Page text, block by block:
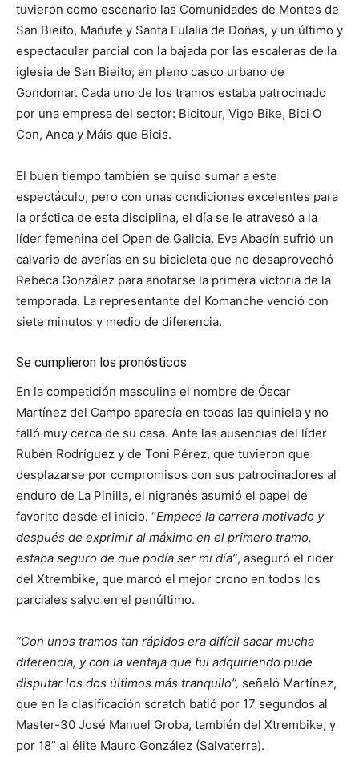
tuvieron como escenario las Comunidades de Montes de
San Bieito, Mañufe y Santa Eulalia de Doñas, y un último y
espectacular parcial con la bajada por las escaleras de la
iglesia de San Bieito, en pleno casco urbano de
Gondomar. Cada uno de los tramos estaba patrocinado
por una empresa del sector: Bicitour, Vigo Bike, Bici O
Con, Anca y Máis que Bicis.
El buen tiempo también se quiso sumar a este
espectáculo, pero con unas condiciones excelentes para
la práctica de esta disciplina, el día se le atravesó a la
líder femenina del Open de Galicia. Eva Abadín sufrió un
calvario de averías en su bicicleta que no desaprovechó
Rebeca González para anotarse la primera victoria de la
temporada. La representante del Komanche venció con
siete minutos y medio de diferencia.
Se cumplieron los pronósticos
En la competición masculina el nombre de Óscar
Martínez del Campo aparecía en todas las quiniela y no
falló muy cerca de su casa. Ante las ausencias del líder
Rubén Rodríguez y de Toni Pérez, que tuvieron que
desplazarse por compromisos con sus patrocinadores al
enduro de La Pinilla, el nigranés asumió el papel de
favorito desde el inicio. “Empecé la carrera motivado y
después de exprimir al máximo en el primero tramo,
estaba seguro de que podía ser mi día”, aseguró el rider
del Xtrembike, que marcó el mejor crono en todos los
parciales salvo en el penúltimo.
“Con unos tramos tan rápidos era difícil sacar mucha
diferencia, y con la ventaja que fui adquiriendo pude
disputar los dos últimos más tranquilo”, señaló Martínez,
que en la clasificación scratch batió por 17 segundos al
Master-30 José Manuel Groba, también del Xtrembike, y
por 18” al élite Mauro González (Salvaterra).